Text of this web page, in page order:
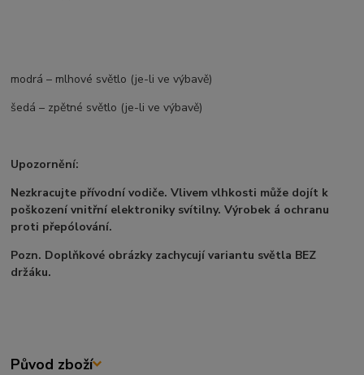
modrá – mlhové světlo (je-li ve výbavě)
šedá – zpětné světlo (je-li ve výbavě)
Upozornění:
Nezkracujte přívodní vodiče. Vlivem vlhkosti může dojít k
poškození vnitřní elektroniky svítilny. Výrobek á ochranu
proti přepólování.
Pozn. Doplňkové obrázky zachycují variantu světla BEZ
držáku.
Původ zboží